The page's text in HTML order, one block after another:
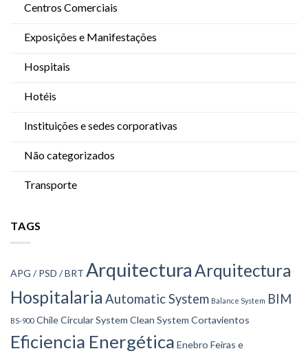
Centros Comerciais
Exposições e Manifestações
Hospitais
Hotéis
Instituições e sedes corporativas
Não categorizados
Transporte
TAGS
APG / PSD / BRT Arquitectura Arquitectura
Hospitalaria Automatic System Balance System BIM
BS-900 ChileCircular System Clean System Cortavientos
Eficiencia Energética Enebro Feiras e